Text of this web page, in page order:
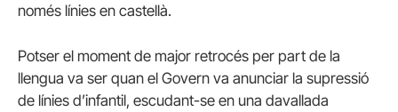
només línies en castellà.
Potser el moment de major retrocés per part de la
llengua va ser quan el Govern va anunciar la supressió
de línies d’infantil, escudant-se en una davallada